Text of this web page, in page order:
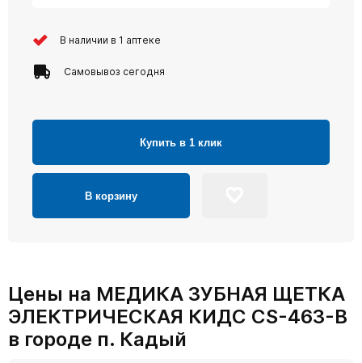
В наличии в 1 аптеке
Самовывоз сегодня
Купить в 1 клик
В корзину
Цены на МЕДИКА ЗУБНАЯ ЩЕТКА
ЭЛЕКТРИЧЕСКАЯ КИДС CS-463-B
в городе п. Кадый